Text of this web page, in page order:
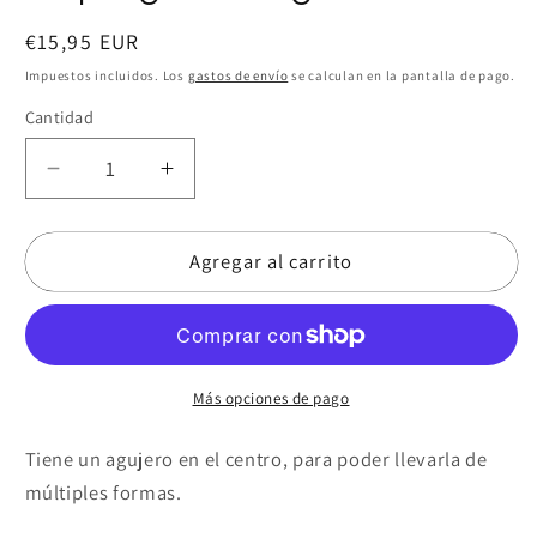
Precio
habitual
€15,95 EUR
Impuestos incluidos. Los gastos de envío se calculan en la pantalla de pago.
Cantidad
Reducir
cantidad
para
gasa
Aumentar
cantidad
para
Capa
gasa
Agregar al carrito
Más opciones de pago
Tiene un agujero en el centro, para poder llevarla de
múltiples formas.